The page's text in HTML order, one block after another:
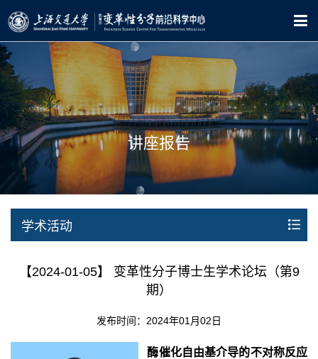
讲座报告
学术活动
【2024-01-05】 变革性分子博士生学术论坛（第9
期）
发布时间：2024年01月02日
酶催化自由基介导的不对称反应